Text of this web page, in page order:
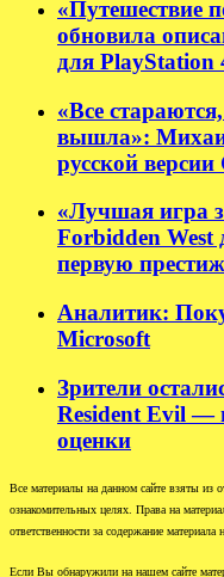
«Путешествие
обновила
для PlayStation
«Все
вышла»:
русской
«Лучшая игра
Forbidden West
первую
Аналитик:
Microsoft
Зрители
Resident Evil —
оценки
Все материалы на данном сайте взяты из
ознакомительных целях. Права на
ответственности за содержание материала
Если Вы обнаружили на нашем сайте